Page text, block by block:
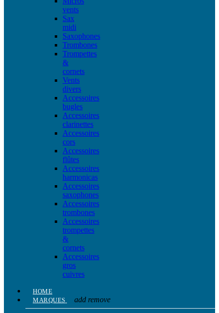
vents
Sax
midi
Saxophones
Trombones
Trompettes
&
cornets
Vents
divers
Accessoires
bugles
Accessoires
clarinettes
Accessoires
cors
Accessoires
flûtes
Accessoires
harmonicas
Accessoires
saxophones
Accessoires
trombones
Accessoires
trompettes
&
cornets
Accessoires
gros
cuivres
HOME
MARQUES
add remove